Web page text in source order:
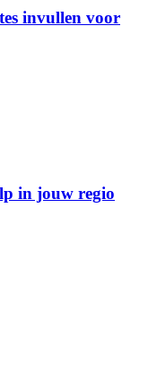
invullen voor
in jouw regio